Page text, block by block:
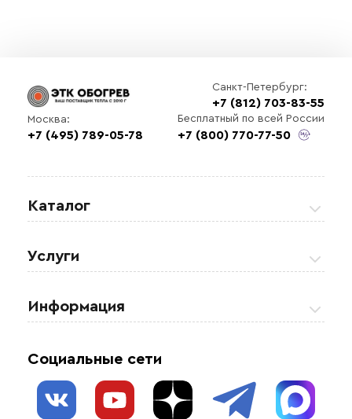
Выберите
файл
Санкт-Петербург:
+7 (812) 703-83-55
Москва:
+7 (495) 789-05-78
Бесплатный по всей России
+7 (800) 770-77-50
Каталог
Регулирующая аппаратура
Взрывозащищенное оборудование
Системы защиты от протечки
Услуги
Обогрев резервуаров
Обогрев трубопроводов
Информация
Блог
Социальные сети